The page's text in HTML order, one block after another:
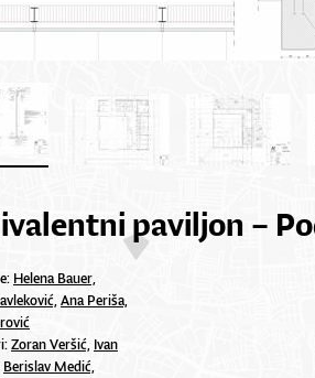
paviljon –
Helena Bauer,
Ana Periša,
Zoran Veršić, Ivan
Berislav Medić,